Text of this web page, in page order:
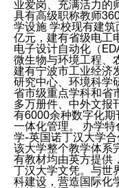
业爱岗、充满活力的
具有高级职称教师
学设施 学校现有建
亿元，建有省级电工
电子设计自动化（
微生物与环境工程、
建有宁波市工业经济
研究中心、环境科学
省市级重点学科和省
多万册件、中外文报
有6000余种数字化期
一体化管理。 办学
学-英国诺丁汉大学合
该大学整个教学体系
有教材均由英方提供
丁汉大学文凭。与
科建设，营造国际化